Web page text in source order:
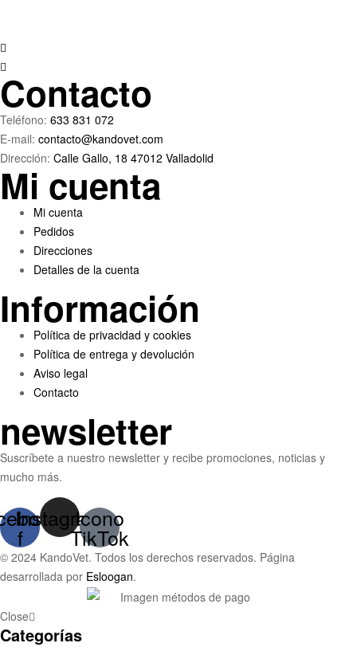
Contacto
Teléfono: 633 831 072
E-mail: contacto@kandovet.com
Dirección: Calle Gallo, 18 47012 Valladolid
Mi cuenta
Menú
Mi cuenta
Pedidos
Direcciones
Detalles de la cuenta
Información
Menú
Política de privacidad y cookies
Política de entrega y devolución
Aviso legal
Contacto
newsletter
Suscríbete a nuestro newsletter y recibe promociones, noticias y
mucho más.
f
Instagram
Icono
TikTok
© 2024 KandoVet. Todos los derechos reservados. Página
desarrollada por Esloogan.
Close
Categorías